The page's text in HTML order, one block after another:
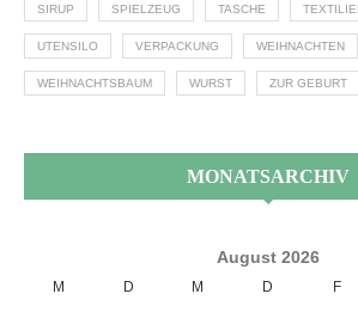
SIRUP SPIELZEUG TASCHE
UTENSILO VERPACKUNG WEIHNACHTEN
WEIHNACHTSBAUM WURST ZUR GEBURT
MONATSARCHIV
August 2026
M D M D F